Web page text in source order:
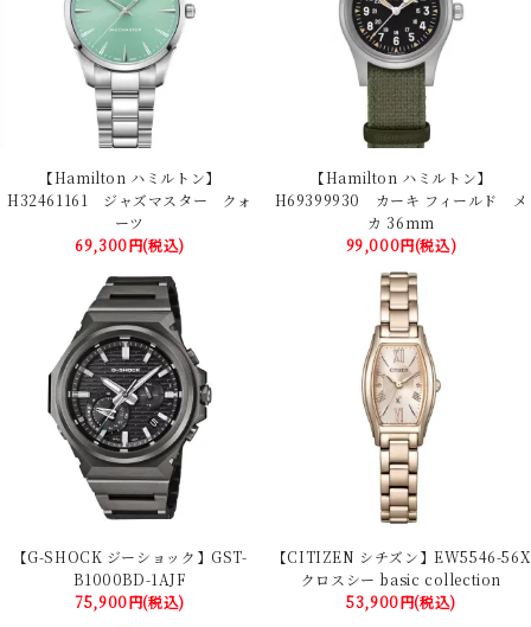
【Hamilton ハミルトン】
H32461161 ジャズマスター クォ
ーツ
69,300円(税込)
【Hamilton ハミルトン】
H69399930 カーキ フィールド メ
カ 36mm
99,000円(税込)
【G-SHOCK ジーショック】GST-
B1000BD-1AJF
75,900円(税込)
【CITIZEN シチズン】EW5546-56X
クロスシー basic collection
53,900円(税込)